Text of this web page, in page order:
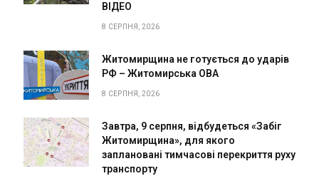
ВІДЕО
8 СЕРПНЯ, 2026
Житомирщина не готується до ударів
РФ – Житомирська ОВА
8 СЕРПНЯ, 2026
Завтра, 9 серпня, відбудеться «Забіг
Житомирщина», для якого
заплановані тимчасові перекриття руху
транспорту